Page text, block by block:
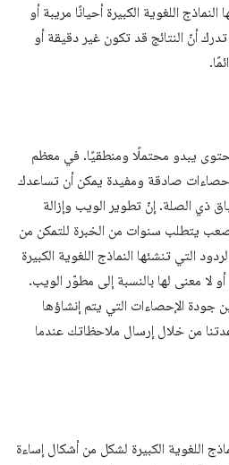
اللغوية الكبيرة أحيانًا مريبة أو
أنّ النتائج قد تكون غير دقيقة أو
محتوى يبدو محتملًا ومنطقيًا. في معظم
صادقة ومفيدة يمكن أن تساعدك
ذي الصلة. إنّ تطوير الويب وإزالة
يتطلب سنوات من الخبرة للتمكن من
التي تنشئها النماذج اللغوية الكبيرة
لا معنى لها بالنسبة إلى مطوّر الويب.
الإحصاءات التي يتم إنشاؤها
من خلال إرسال ملاحظاتك عندما
اللغوية الكبيرة لشكل من أشكال إساءة